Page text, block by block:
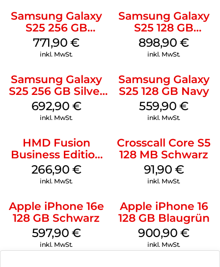
Samsung Galaxy
S25 256 GB
Icyblue
771,90€
inkl. MwSt.
Samsung Galaxy
S25 128 GB
Icyblue
898,90€
inkl. MwSt.
Samsung Galaxy
S25 256 GB Silver
Shadow
692,90 €
inkl. MwSt.
Samsung Galaxy
S25 128 GB Navy
559,90€
inkl. MwSt.
HMD Fusion
Business Edition
256 GB Grey
266,90 €
inkl. MwSt.
Crosscall Core S5
128 MB Schwarz
91,90 €
inkl. MwSt.
Apple iPhone 16e
128 GB Schwarz
597,90 €
inkl. MwSt.
Apple iPhone 16
128 GB Blaugrün
900,90€
inkl. MwSt.